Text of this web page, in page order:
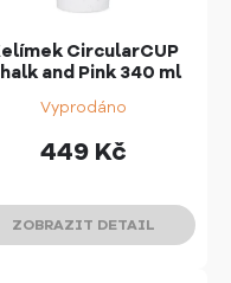
CircularCUP
and Pink 340 ml
Vyprodáno
449 Kč
ZOBRAZIT DETAIL